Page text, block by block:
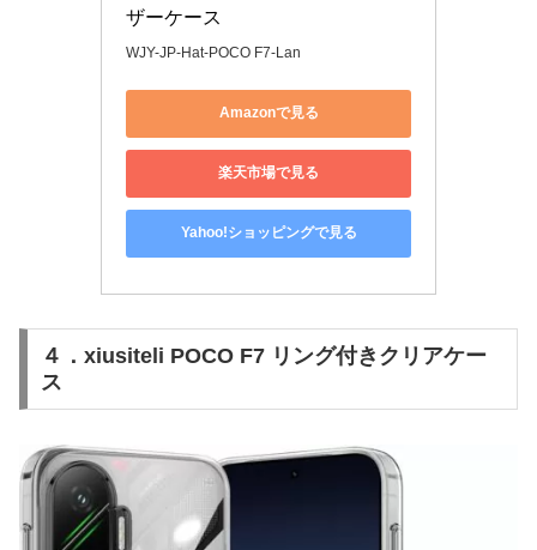
ザーケース
WJY-JP-Hat-POCO F7-Lan
Amazonで見る
楽天市場で見る
Yahoo!ショッピングで見る
４．xiusiteli POCO F7 リング付きクリアケー
ス